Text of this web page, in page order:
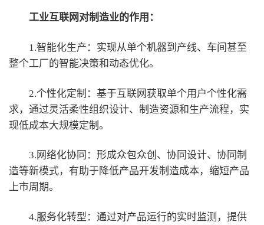
工业互联网对制造业的作用：
1.智能化生产：实现从单个机器到产线、车间甚至
整个工厂的智能决策和动态优化。
2.个性化定制：基于互联网获取单个用户个性化需
求，通过灵活柔性组织设计、制造资源和生产流程，实
现低成本大规模定制。
3.网络化协同：形成众包众创、协同设计、协同制
造等新模式，有助于降低产品开发制造成本，缩短产品
上市周期。
4.服务化转型：通过对产品运行的实时监测，提供